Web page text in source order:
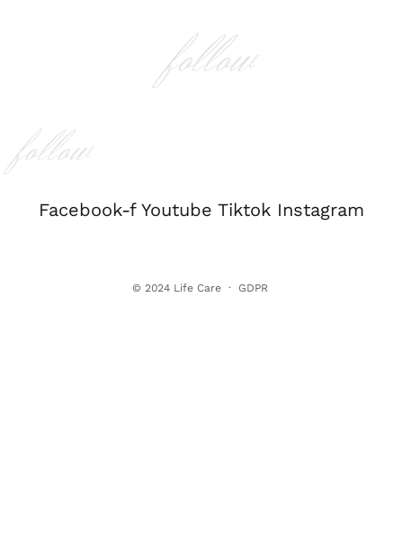
follow
follow
Facebook-f Youtube Tiktok Instagram
© 2024 Life Care· GDPR